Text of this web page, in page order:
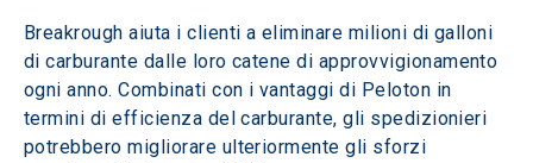
Breakrough aiuta i clienti a eliminare milioni di galloni
di carburante dalle loro catene di approvvigionamento
ogni anno. Combinati con i vantaggi di Peloton in
termini di efficienza del carburante, gli spedizionieri
potrebbero migliorare ulteriormente gli sforzi